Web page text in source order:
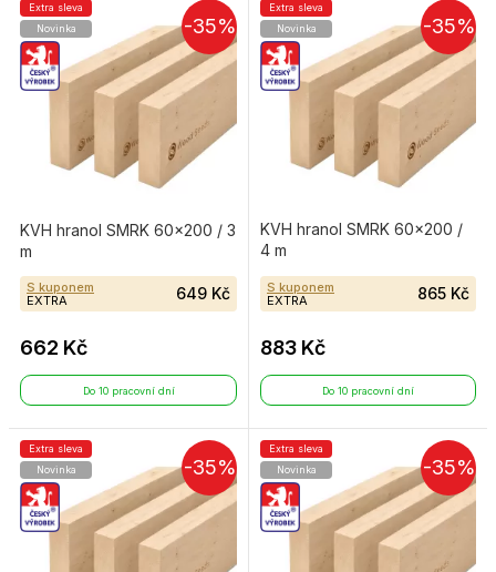
-35%
Extra sleva
Novinka
KVH hranol SMRK 60×200 / 3
m
S kuponem
EXTRA
649 Kč
662 Kč
Do 10 pracovní dní
-35%
Extra sleva
Novinka
KVH hranol SMRK 60×200 /
4 m
S kuponem
EXTRA
865 Kč
883 Kč
Do 10 pracovní dní
-35%
Extra sleva
Novinka
-35%
Extra sleva
Novinka